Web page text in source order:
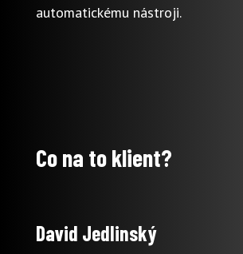
automatickému nástroji.
Co na to klient?
David Jedlinský